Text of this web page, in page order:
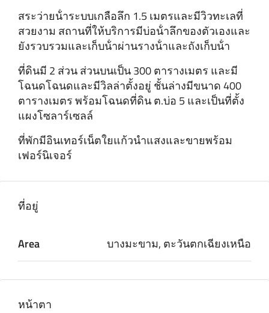
สระว่ายน้ําระบบเกลือลึก 1.5 เมตรและมีวิวทะเลที่
สวยงาม สถานที่ให้บริการมีบ่อน้ําลึกของตัวเองและ
ยังรวบรวมและเก็บน้ําผ่านรางน้ําและถังเก็บน้ํา
ที่ดินมี 2 ส่วน ส่วนบนเป็น 300 ตารางเมตร และมี
โฉนดโฉนดและมีวิลล่าตั้งอยู่ ชั้นล่างมีขนาด 400
ตารางเมตร พร้อมโฉนดที่ดิน ต.บ่อ 5 และเป็นที่ตั้ง
แผงโซลาร์เซลล์
ที่พักมีอินเทอร์เน็ตใยแก้วนําแสงและขายพร้อม
เฟอร์นิเจอร์
ที่อยู่
Area บางมะขาม, ตะวันตกเฉียงเหนือ
หน้าตา